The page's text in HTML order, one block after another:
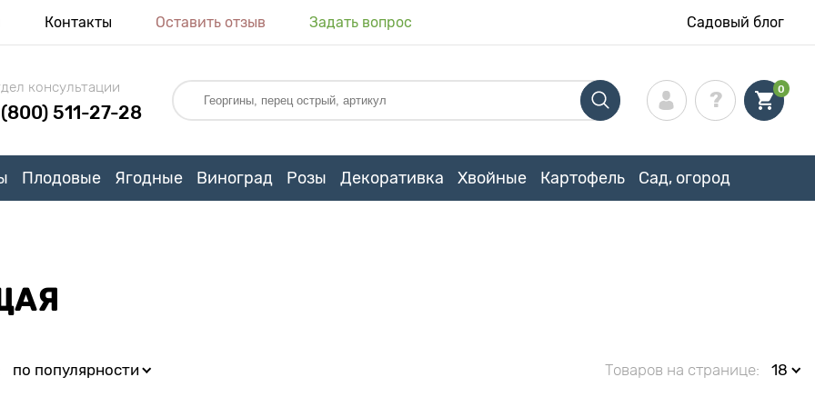
Контакты Оставить отзыв Задать вопрос Садовый блог
консультации
511-27-28
0
Плодовые Ягодные Виноград Розы Декоративка Хвойные Картофель Сад, огород
по популярности Товаров на странице: 18